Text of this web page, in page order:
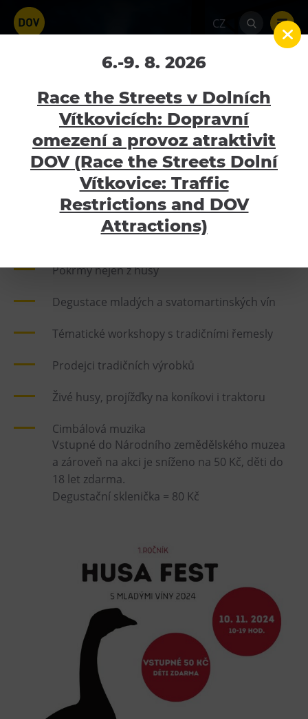
CZ
Husa Fest s mladými víny
2024
Kalendář akcí
Husa Fest s mladými
10.11.2024
Atraktivity
Bolt Tower
Velký svět techniky
Malý svět techniky U6
Gong
Hornické muzeum
Heligonka
Lezecká stěna
Národní zemědělské muzeum
FUTUREUM
Prohlídky
Dolní Vítkovice
Kavárna Velký Svět techniky
PECKA DOV
Restaurace VP ART
CØKAFE Dolní Vítkovice
1. ročník rodinného festivalu Husa Fest!
Pokrmy nejen z husy
Degustace mladých a svatomartinských vín
Tématické workshopy s tradičními řemesly
Prodejci tradičních výrobků
Živé husy, projížďky na koníkovi i traktoru
Cimbálová muzika
Vstupné do Národního zemědělského muzea
a zároveň na akci je sníženo na 50 Kč, děti do
18 let zdarma.
Degustační sklenička = 80 Kč
6.-9. 8. 2026
Race the Streets v Dolních
Vítkovicích: Dopravní
omezení a provoz atraktivit
DOV (Race the Streets Dolní
Vítkovice: Traffic
Restrictions and DOV
Attractions)